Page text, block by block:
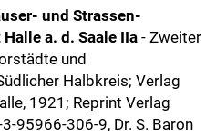
und Strassen-
a. d. Saale IIa - Zweiter
und
Halbkreis; Verlag
1921; Reprint Verlag
95966-306-9, Dr. S. Baron